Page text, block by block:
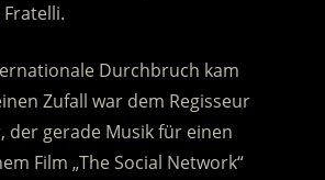
Durchbruch kam
Zufall war dem Regisseur
der gerade Musik für einen
Film „The Social Network“